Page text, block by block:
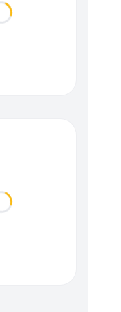
Loading...
Loading...